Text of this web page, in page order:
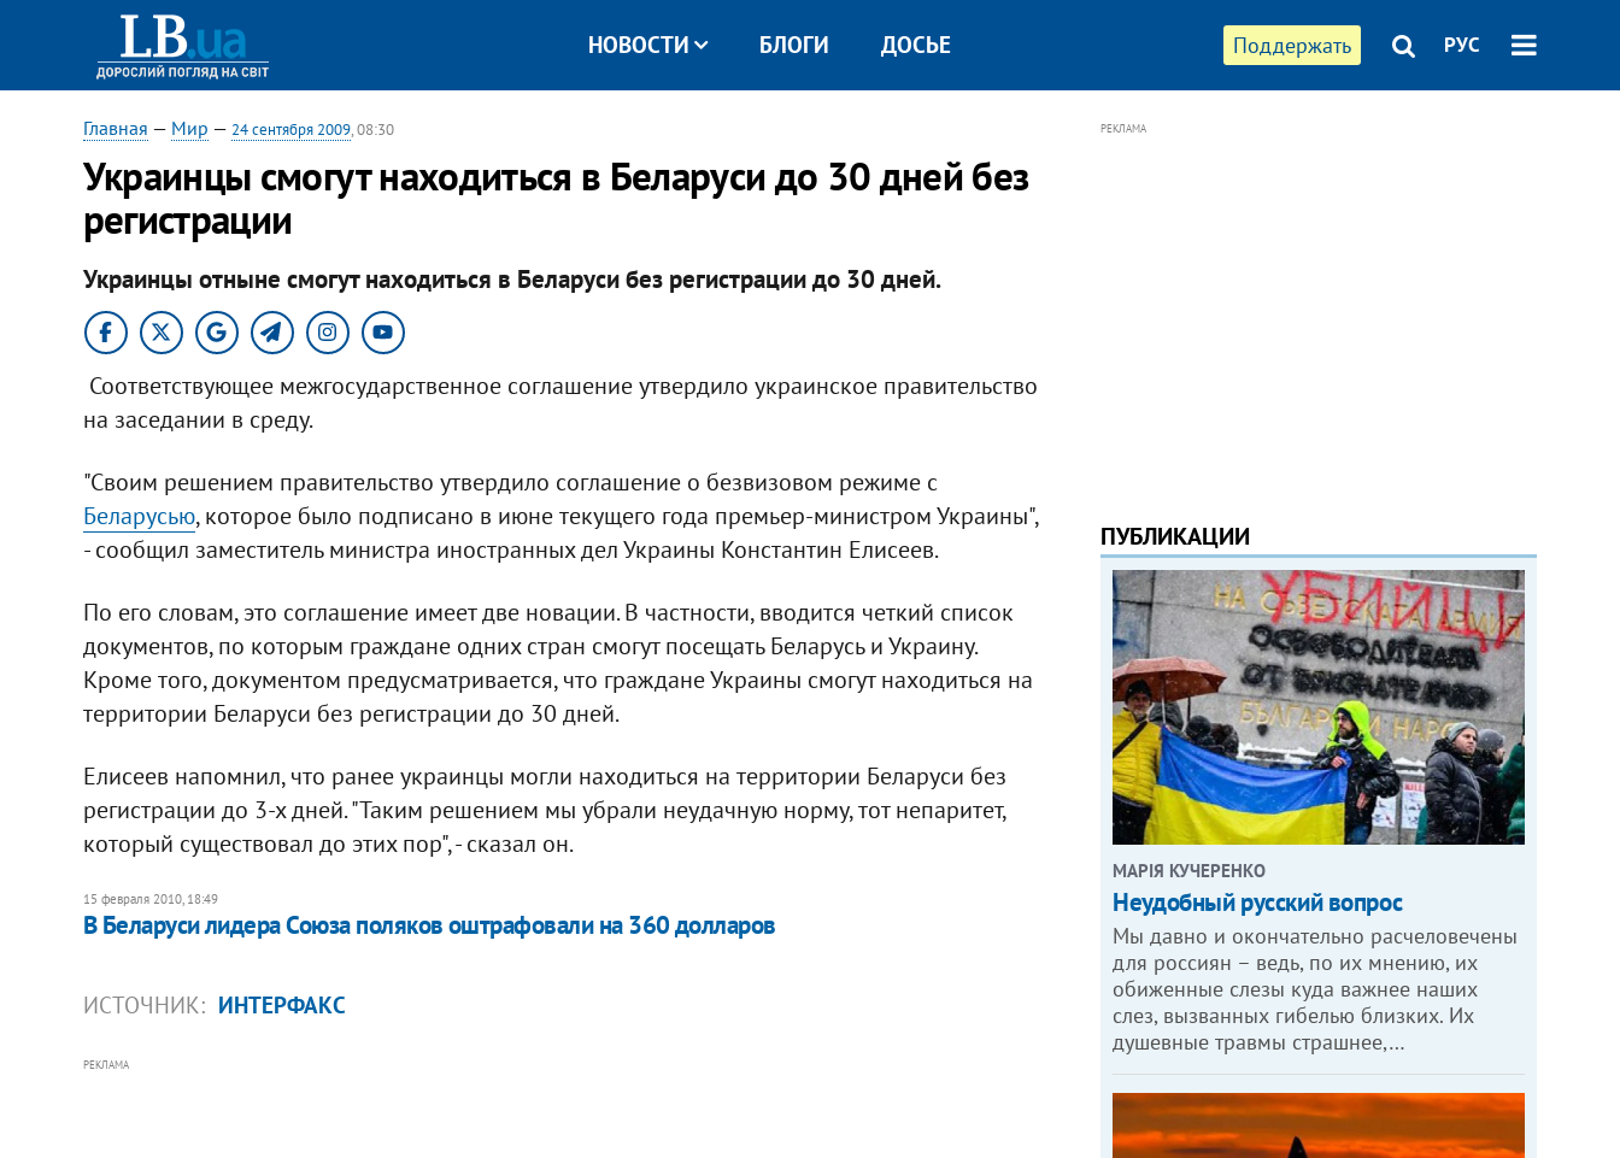
Поддержать РУС
НОВОСТИ БЛОГИ ДОСЬЕ
Главная — Мир — 24 сентября 2009, 08:30
Украинцы смогут находиться в Беларуси до 30 дней без
регистрации
Украинцы отныне смогут находиться в Беларуси без регистрации до 30 дней.
Соответствующее межгосударственное соглашение утвердило украинское правительство
на заседании в среду.
"Своим решением правительство утвердило соглашение о безвизовом режиме с
Беларусью, которое было подписано в июне текущего года премьер-министром Украины",
- сообщил заместитель министра иностранных дел Украины Константин Елисеев.
По его словам, это соглашение имеет две новации. В частности, вводится четкий список
документов, по которым граждане одних стран смогут посещать Беларусь и Украину.
Кроме того, документом предусматривается, что граждане Украины смогут находиться на
территории Беларуси без регистрации до 30 дней.
Елисеев напомнил, что ранее украинцы могли находиться на территории Беларуси без
регистрации до 3-х дней. "Таким решением мы убрали неудачную норму, тот непаритет,
который существовал до этих пор", - сказал он.
15 февраля 2010, 18:49
В Беларуси лидера Союза поляков оштрафовали на 360 долларов
ИСТОЧНИК: ИНТЕРФАКС
РЕКЛАМА
РЕКЛАМА
ПУБЛИКАЦИИ
МАРІЯ КУЧЕРЕНКО
​Неудобный русский вопрос
Мы давно и окончательно расчеловечены
для россиян – ведь, по их мнению, их
обиженные слезы куда важнее наших
слез, вызванных гибелью близких. Их
душевные травмы страшнее,…